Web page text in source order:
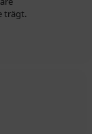
trägt.